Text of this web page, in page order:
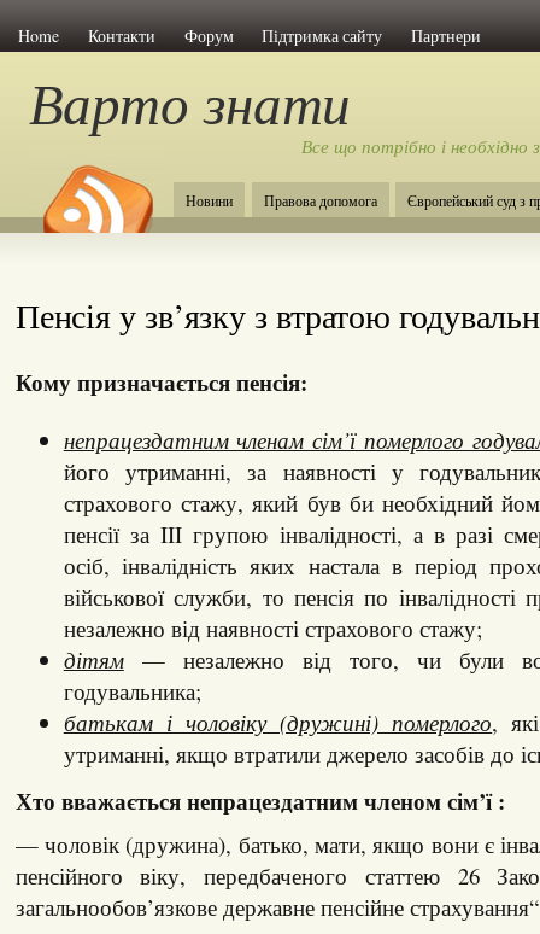
Home Контакти Форум Підтримка сайту Партнери
Варто знати
Все що потрібно і
Новини Правова допомога Європейський суд з
Пенсія у зв’язку з втратою
Кому призначається пенсія:
непрацездатним членам сім’ї померлого
його утриманні, за наявності у
страхового стажу, який був би необхідний
пенсії за III групою інвалідності, а в разі
осіб, інвалідність яких настала в період
військової служби, то пенсія по інвалідності
незалежно від наявності страхового стажу;
дітям— незалежно від того, чи були
годувальника;
батькам і чоловіку (дружині) померлого,
утриманні, якщо втратили джерело засобів до
Хто вважається непрацездатним членом сім’ї :
— чоловік (дружина), батько, мати, якщо вони є
пенсійного віку, передбаченого статтею 26
загальнообов’язкове державне пенсійне